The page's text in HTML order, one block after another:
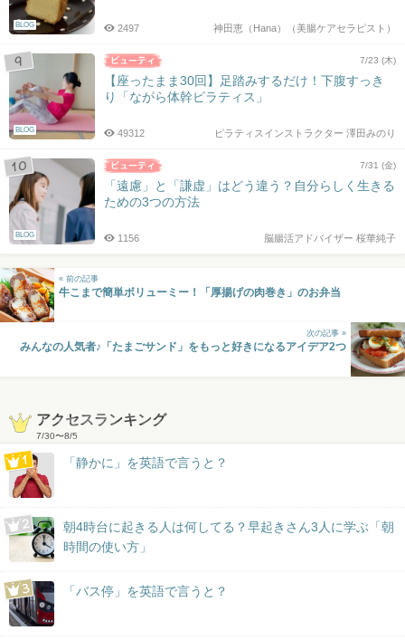
BLOG 神田恵（Hana）（美腸ケアセラピスト）
2497
BLOG
7/23 (木)
【座ったまま30回】足踏みするだけ！下腹すっき
り「ながら体幹ピラティス」
ピラティスインストラクター 澤田みのり
49312
BLOG
7/31 (金)
「遠慮」と「謙虚」はどう違う？自分らしく生きる
ための3つの方法
脳腸活アドバイザー 桜華純子
1156
« 前の記事
牛こまで簡単ボリューミー！「厚揚げの肉巻き」のお弁当
次の記事 »
みんなの人気者♪「たまごサンド」をもっと好きになるアイデア2つ
アクセスランキング
7/30〜8/5
「静かに」を英語で言うと？
朝4時台に起きる人は何してる？早起きさん3人に学ぶ「朝
時間の使い方」
「バス停」を英語で言うと？